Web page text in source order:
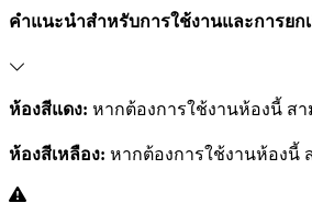
คำแนะนำสำหรับการใช้งานและการยก
ห้องสีแดง: หากต้องการใช้งานห้องนี้ ส
ห้องสีเหลือง: หากต้องการใช้งานห้องนี้